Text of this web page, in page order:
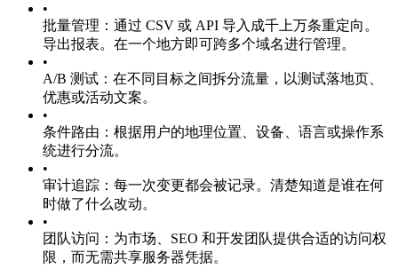
•
批量管理：通过 CSV 或 API 导入成千上万条重定向。
导出报表。在一个地方即可跨多个域名进行管理。
•
A/B 测试：在不同目标之间拆分流量，以测试落地页、
优惠或活动文案。
•
条件路由：根据用户的地理位置、设备、语言或操作系
统进行分流。
•
审计追踪：每一次变更都会被记录。清楚知道是谁在何
时做了什么改动。
•
团队访问：为市场、SEO 和开发团队提供合适的访问权
限，而无需共享服务器凭据。